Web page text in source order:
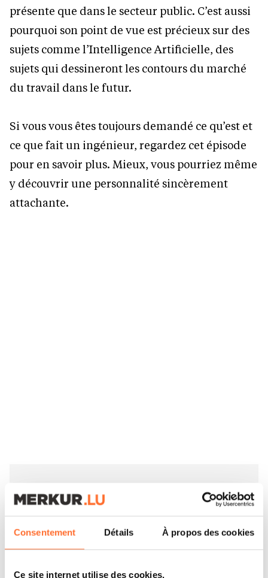
Consentement Détails À propos des cookies
Ce site internet utilise des cookies.
présente que dans le secteur public. C’est aussi
pourquoi son point de vue est précieux sur des
sujets comme l’Intelligence Artificielle, des
sujets qui dessineront les contours du marché
du travail dans le futur.
Si vous vous êtes toujours demandé ce qu’est et
ce que fait un ingénieur, regardez cet épisode
pour en savoir plus. Mieux, vous pourriez même
y découvrir une personnalité sincèrement
attachante.
Éveillez votre curiosité et explorez notre
www.houseoftraining.lu